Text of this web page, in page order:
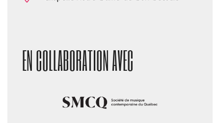
EN COLLABORATION AVEC